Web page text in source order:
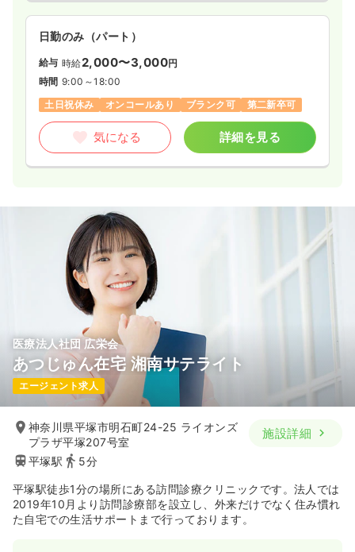
日勤のみ（パート）
給与 時給2,000〜3,000円
時間 9:00～18:00
土日祝休み
オンコールあり ブランク可 第二新卒可
気になる 詳細を見る
医療法人社団 広栄会
あつじゅん在宅 湘南サテライト
エージェント求人
神奈川県平塚市明石町24-25 ライオンズ
プラザ平塚207号室
平塚駅
5分
施設詳細
平塚駅徒歩1分の場所にある訪問診療クリニックです。法人では
2019年10月より訪問診療部を設立し、外来だけでなく住み慣れ
た自宅での生活サポートまで行っております。